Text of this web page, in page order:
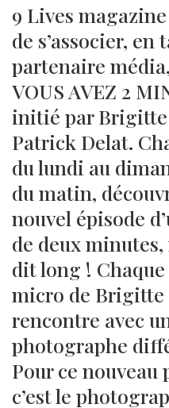
9 Lives
de s’associer, en
partenaire
VOUS AVEZ 2
initié par
Patrick Delat.
du lundi au
du matin,
nouvel épisode
de deux
dit long ! Chaque
micro de Brigitte
rencontre avec
photographe
Pour ce nouveau
c’est le